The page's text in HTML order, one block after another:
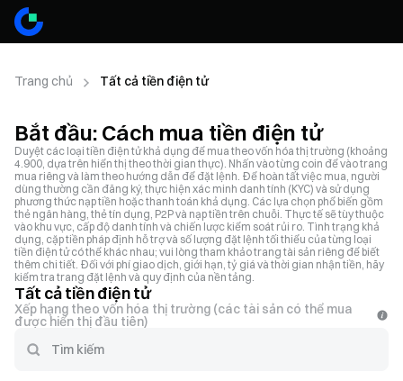
Trang chủ Tất cả tiền điện tử
Bắt đầu: Cách mua tiền điện tử
Duyệt các loại tiền điện tử khả dụng để mua theo vốn hóa thị trường (khoảng
4.900, dựa trên hiển thị theo thời gian thực). Nhấn vào từng coin để vào trang
mua riêng và làm theo hướng dẫn để đặt lệnh. Để hoàn tất việc mua, người
dùng thường cần đăng ký, thực hiện xác minh danh tính (KYC) và sử dụng
phương thức nạp tiền hoặc thanh toán khả dụng. Các lựa chọn phổ biến gồm
thẻ ngân hàng, thẻ tín dụng, P2P và nạp tiền trên chuỗi. Thực tế sẽ tùy thuộc
vào khu vực, cấp độ danh tính và chiến lược kiểm soát rủi ro. Tình trạng khả
dụng, cặp tiền pháp định hỗ trợ và số lượng đặt lệnh tối thiểu của từng loại
tiền điện tử có thể khác nhau; vui lòng tham khảo trang tài sản riêng để biết
thêm chi tiết. Đối với phí giao dịch, giới hạn, tỷ giá và thời gian nhận tiền, hãy
kiểm tra trang đặt lệnh và quy định của nền tảng.
Tất cả tiền điện tử
Xếp hạng theo vốn hóa thị trường (các tài sản có thể mua
được hiển thị đầu tiên)